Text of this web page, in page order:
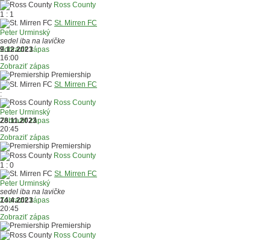
Ross County
1 : 1
St. Mirren FC
Peter Urminský
sedel iba na lavičke
Zobraziť zápas
9.12.2023
16:00
Zobraziť zápas
Premiership
St. Mirren FC
:
Ross County
Peter Urminský
Zobraziť zápas
28.11.2023
20:45
Zobraziť zápas
Premiership
Ross County
1 : 0
St. Mirren FC
Peter Urminský
sedel iba na lavičke
Zobraziť zápas
14.4.2023
20:45
Zobraziť zápas
Premiership
Ross County